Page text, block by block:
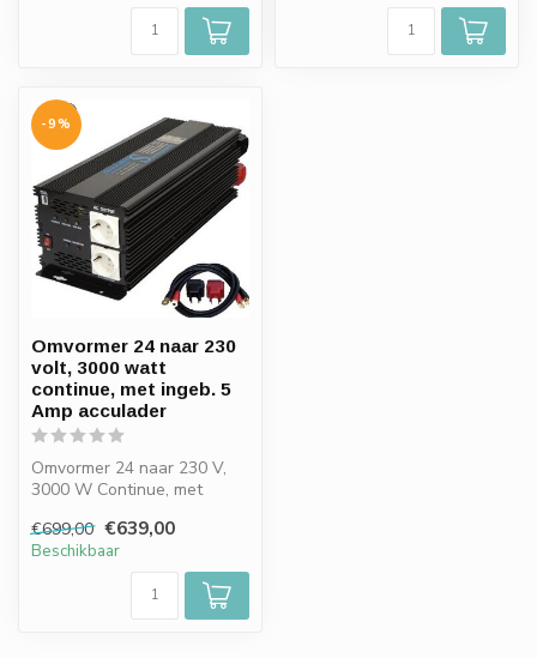
-9%
Omvormer 24 naar 230
volt, 3000 watt
continue, met ingeb. 5
Amp acculader
Omvormer 24 naar 230 V,
3000 W Continue, met
€699,00 €639,00
Beschikbaar